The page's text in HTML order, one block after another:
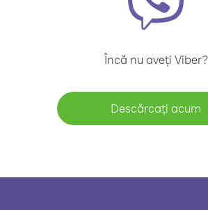
Încă nu aveți Viber?
Descărcați acum